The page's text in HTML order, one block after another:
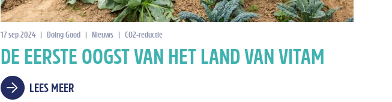
17 sep 2024 | Doing Good | Nieuws | CO2-reductie
DE EERSTE OOGST VAN HET LAND VAN VITAM
LEES MEER